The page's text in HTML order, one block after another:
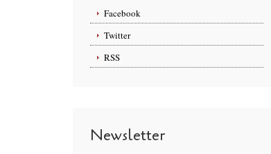
Facebook
Twitter
RSS
Newsletter